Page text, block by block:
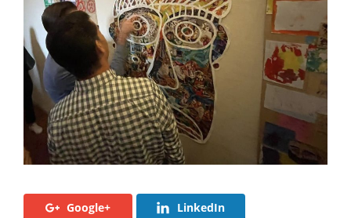
la
exposición
“Yo”
Google+ LinkedIn